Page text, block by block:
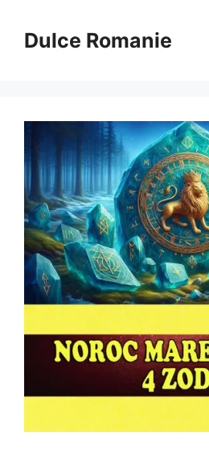
conținutDulce Romanie